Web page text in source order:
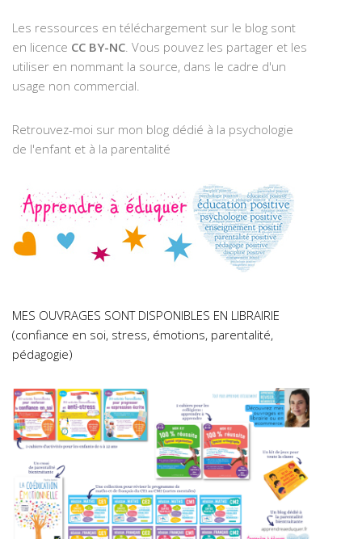
Les ressources en téléchargement sur le blog sont
en licence CC BY-NC . Vous pouvez les partager et les
utiliser en nommant la source, dans le cadre d'un
usage non commercial.
Retrouvez-moi sur mon blog dédié à la psychologie
de l'enfant et à la parentalité
MES OUVRAGES SONT DISPONIBLES EN LIBRAIRIE
(confiance en soi, stress, émotions, parentalité,
pédagogie)